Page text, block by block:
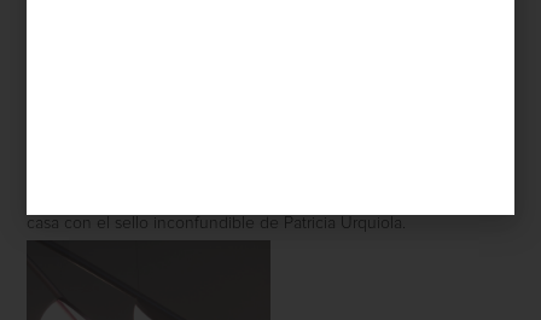
casa con el sello inconfundible de Patricia Urquiola.